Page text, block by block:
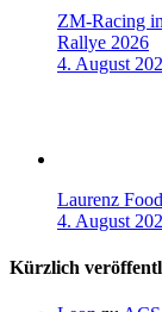
ZM-Racing
Rallye 2026
4. August
Laurenz
4. August
Kürzlich